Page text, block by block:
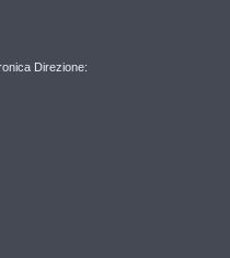
Direzione: